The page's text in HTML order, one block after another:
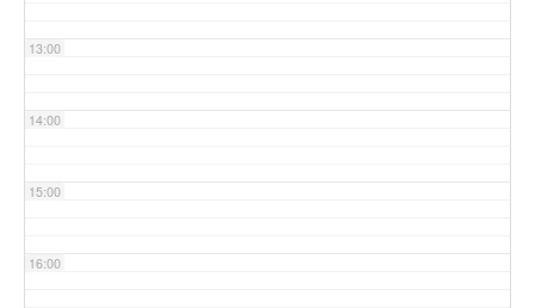
13:00
14:00
15:00
16:00